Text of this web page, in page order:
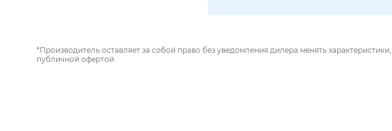
*Производитель оставляет за собой право без уведомления дилера менять
публичной офертой